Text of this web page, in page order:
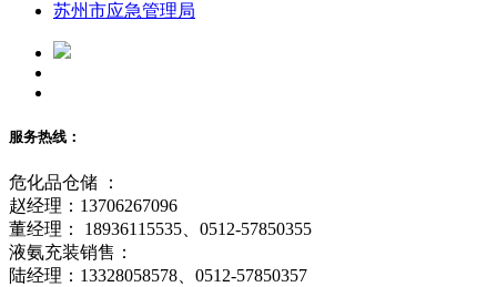
苏州市应急管理局
服务热线：
危化品仓储 ：
赵经理：13706267096
董经理： 18936115535、0512-57850355
液氨充装销售：
陆经理：13328058578、0512-57850357